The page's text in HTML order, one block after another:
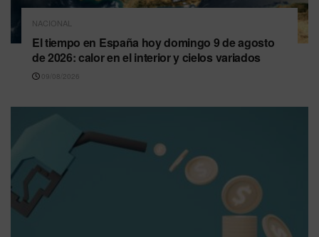
NACIONAL
El tiempo en España hoy domingo 9 de agosto
de 2026: calor en el interior y cielos variados
09/08/2026